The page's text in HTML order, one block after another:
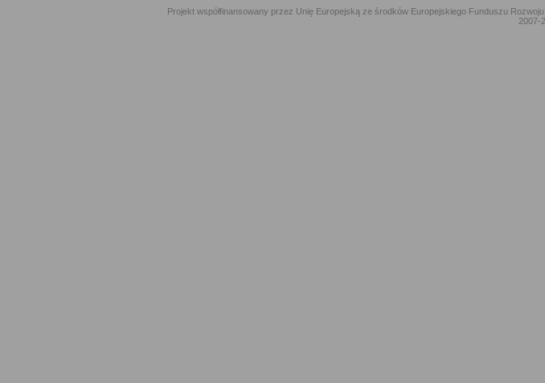
Projekt współfinansowany przez Unię Europejską ze środków Europejskiego Funduszu
2007-